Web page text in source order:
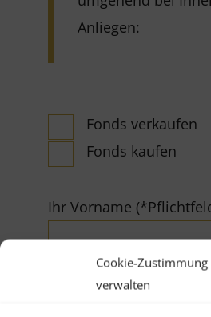
Cookie-Zustimmung
verwalten
Anliegen:
Fonds verkaufen
Fonds kaufen
Ihr Vorname